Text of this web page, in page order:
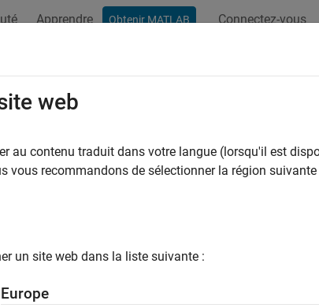
Apprendre Obtenir MATLAB Connectez-vous
web
au contenu traduit dans votre langue (lorsqu'il est
vous recommandons de sélectionner la région suivante
un site web dans la liste suivante :
Europe